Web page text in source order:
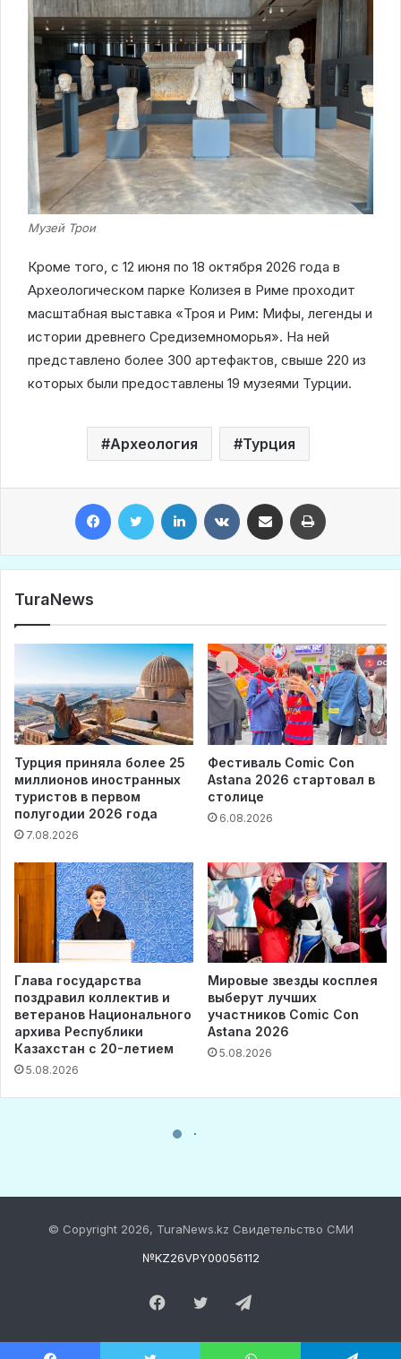
© Copyright 2026, TuraNews.kz Свидетельство СМИ
№KZ26VPY00056112
Facebook
Twitter